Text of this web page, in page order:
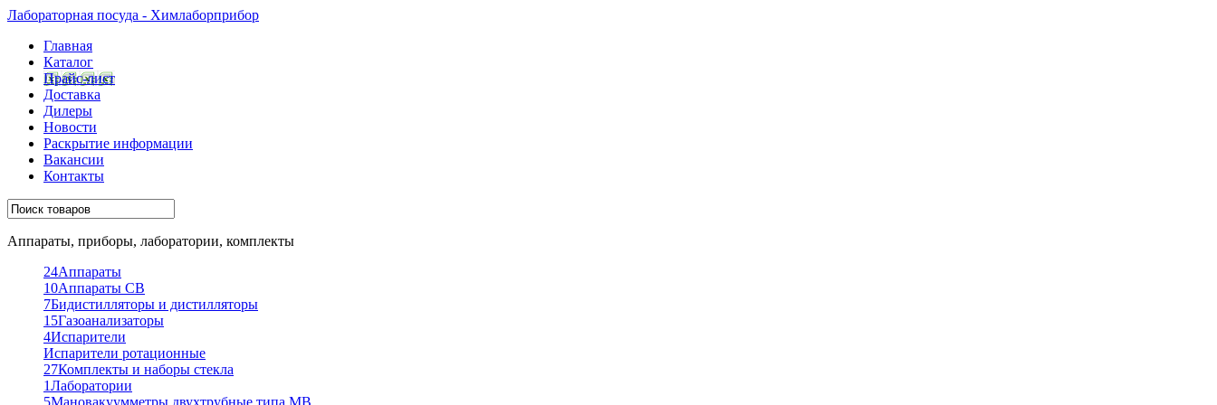
Лабораторная посуда - Химлаборприбор
Главная
Каталог
Прайс-лист
Доставка
Дилеры
Новости
Раскрытие информации
Вакансии
Контакты
Аппараты, приборы, лаборатории, комплекты
24Аппараты
10Аппараты СВ
7Бидистилляторы и дистилляторы
15Газоанализаторы
4Испарители
Испарители ротационные
27Комплекты и наборы стекла
1Лаборатории
5Мановакуумметры двухтрубные типа МВ